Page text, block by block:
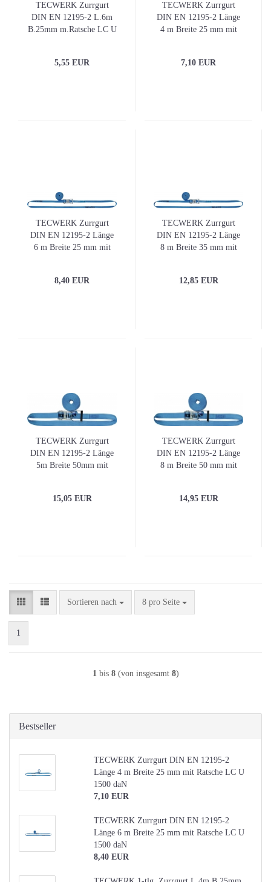
TECWERK Zurrgurt
DIN EN 12195-2 L.6m
B.25mm m.Ratsche LC U
5,55 EUR
TECWERK Zurrgurt
DIN EN 12195-2 Länge
4 m Breite 25 mm mit
7,10 EUR
TECWERK Zurrgurt
DIN EN 12195-2 Länge
6 m Breite 25 mm mit
8,40 EUR
TECWERK Zurrgurt
DIN EN 12195-2 Länge
8 m Breite 35 mm mit
12,85 EUR
TECWERK Zurrgurt
DIN EN 12195-2 Länge
5m Breite 50mm mit
15,05 EUR
TECWERK Zurrgurt
DIN EN 12195-2 Länge
8 m Breite 50 mm mit
14,95 EUR
Sortieren nach
Sortieren nach 8 pro Seite
pro Seite
1
1bis 8(von insgesamt 8)
Bestseller
TECWERK Zurrgurt DIN EN 12195-2
Länge 4 m Breite 25 mm mit Ratsche LC U
1500 daN
7,10 EUR
TECWERK Zurrgurt DIN EN 12195-2
Länge 6 m Breite 25 mm mit Ratsche LC U
1500 daN
8,40 EUR